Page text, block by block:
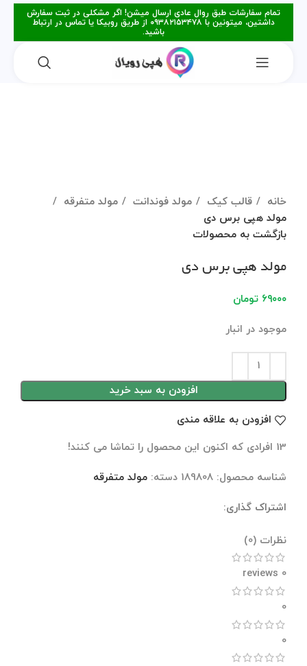
تمام سفارشات طبق روال عادی ارسال میشن! اگر مشکلی در ثبت سفارش
داشتین، میتونین با ۰۹۳۸۲۱۵۳۴۷۸ از طریق روبیکا یا تماس در ارتباط
باشید.
خانه قالب کیک مولد فوندانت
مولد متفرقه
مولد هپی برس دی
بازگشت به محصولات
مولد هپی برس دی
۶۹۰۰۰ تومان
موجود در انبار
افزودن به سبد خرید
افزودن به علاقه مندی
13 افرادی که اکنون این محصول را تماشا می کنند!
شناسه محصول: 189808 دسته: مولد متفرقه
اشتراک گذاری:
نظرات (0)
0 reviews
0
0